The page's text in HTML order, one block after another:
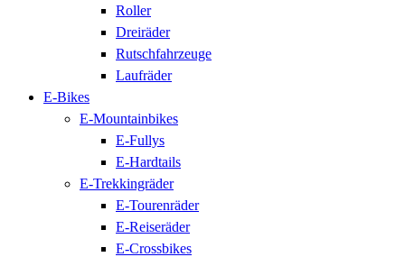
Roller
Dreiräder
Rutschfahrzeuge
Laufräder
E-Bikes
E-Mountainbikes
E-Fullys
E-Hardtails
E-Trekkingräder
E-Tourenräder
E-Reiseräder
E-Crossbikes